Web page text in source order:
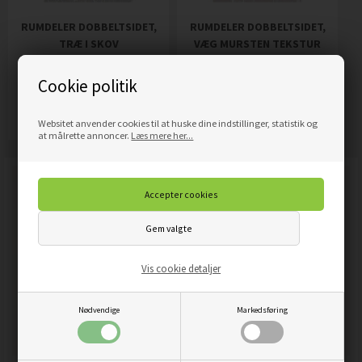
Cookie politik
Websitet anvender cookies til at huske dine indstillinger, statistik og
at målrette annoncer. Læs mere her...
Nødvendige Markedsføring
Vis cookie detaljer
RUMDELER DOBBELTSIDET,
TRÆ I SKOV
Pris1.689,00DKK
RUMDELER DOBBELTSIDET,
VÆG MURSTEN TEKSTUR